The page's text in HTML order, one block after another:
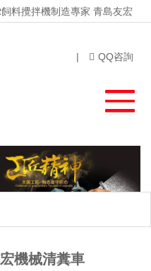
料攪拌機制造專家 青島友宏
|
QQ咨詢
機械清糞車